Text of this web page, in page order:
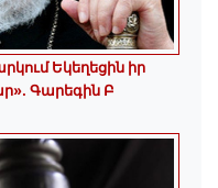
Եկեղեցին իր
Գարեգին Բ